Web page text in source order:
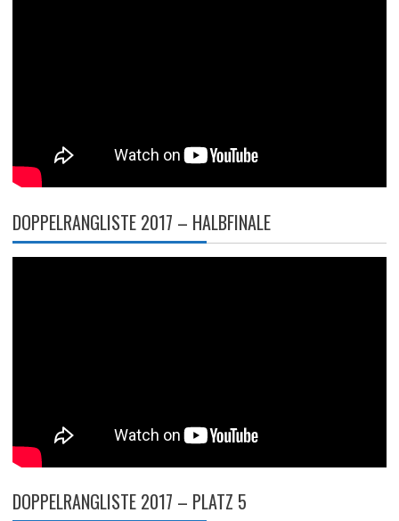
DOPPELRANGLISTE 2017 – HALBFINALE
DOPPELRANGLISTE 2017 – PLATZ 5